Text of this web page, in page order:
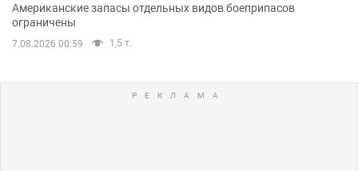
Американские запасы отдельных видов боеприпасов
ограничены
7.08.2026 00:59 1,5 т.